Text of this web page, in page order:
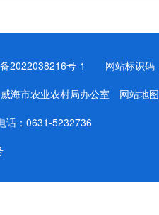
2022038216号-1
网站标识码
海市农业农村局办公室 网站地图
：0631-5232736